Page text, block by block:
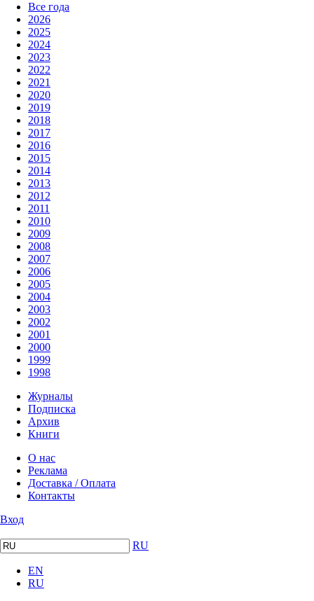
Все года
2026
2025
2024
2023
2022
2021
2020
2019
2018
2017
2016
2015
2014
2013
2012
2011
2010
2009
2008
2007
2006
2005
2004
2003
2002
2001
2000
1999
1998
Журналы
Подписка
Архив
Книги
О нас
Реклама
Доставка / Оплата
Контакты
Вход
RU
EN
RU